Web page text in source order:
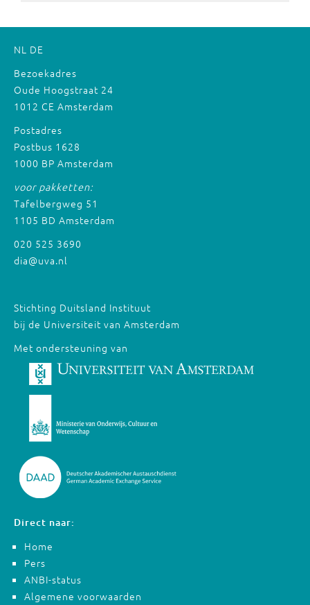
NL DE
Bezoekadres
Oude Hoogstraat 24
1012 CE Amsterdam
Postadres
Postbus 1628
1000 BP Amsterdam
voor pakketten:
Tafelbergweg 51
1105 BD Amsterdam
020 525 3690
dia@uva.nl
Stichting Duitsland Instituut
bij de Universiteit van Amsterdam
Met ondersteuning van
Direct naar:
Home
Pers
ANBI-status
Algemene voorwaarden